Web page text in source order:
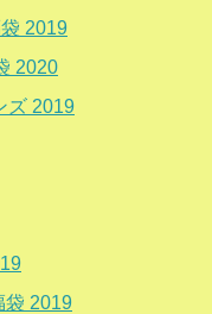
2019
2020
ズ 2019
袋 2019